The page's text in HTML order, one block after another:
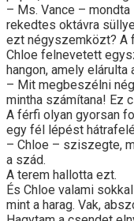
– Ms. Vance –
rekedtes oktávra
ezt négyszemközt? A
Chloe felnevetett
hangon, amely elárulta
– Mit megbeszélni
mintha számítana! Ez
A férfi olyan gyorsan
egy fél lépést
– Chloe – sziszegte,
a szád.
A terem hallotta ezt.
És Chloe valami
mint a harag. Vak,